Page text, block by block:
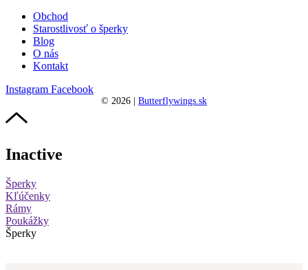
Obchod
Starostlivosť o šperky
Blog
O nás
Kontakt
Instagram Facebook
© 2026 Butterflywings.sk
Inactive
Šperky
Kľúčenky
Rámy
Poukážky
Šperky